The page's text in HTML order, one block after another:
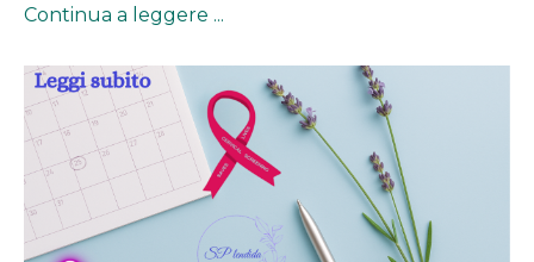
Continua a leggere ...